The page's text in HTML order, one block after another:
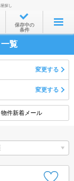
探し
保存中の
条件
覧
変更する
変更する
物件新着メール